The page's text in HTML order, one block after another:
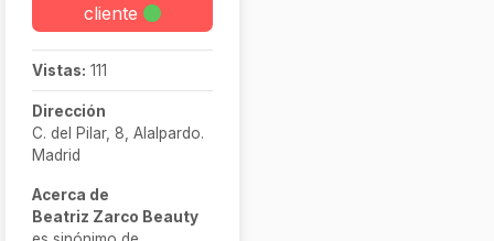
cliente
Vistas: 111
Dirección
C. del Pilar, 8, Alalpardo.
Madrid
Acerca de
Beatriz Zarco Beauty